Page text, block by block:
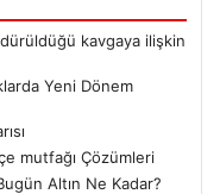
kavgaya ilişkin
Yeni Dönem
mutfağı Çözümleri
Altın Ne Kadar?